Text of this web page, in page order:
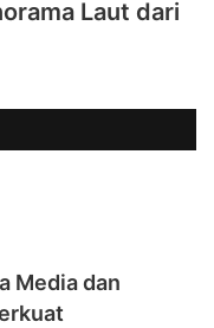
Laut dari
Media dan